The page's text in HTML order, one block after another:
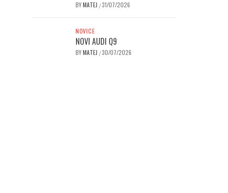
BYMATEJ /31/07/2026
NOVICE
NOVI AUDI Q9
BYMATEJ /30/07/2026